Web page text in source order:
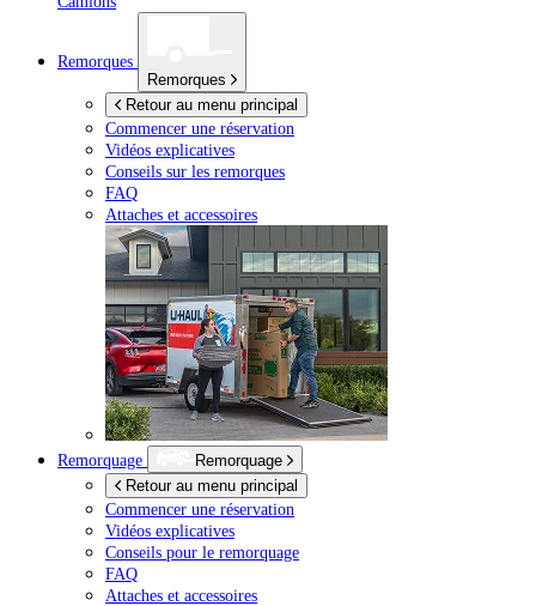
Remorques
Remorques
Retour au menu principal
Commencer une réservation
Vidéos explicatives
Conseils sur les remorques
FAQ
Attaches et accessoires
Remorquage
Remorquage
Retour au menu principal
Commencer une réservation
Vidéos explicatives
Conseils pour le remorquage
FAQ
Attaches et accessoires